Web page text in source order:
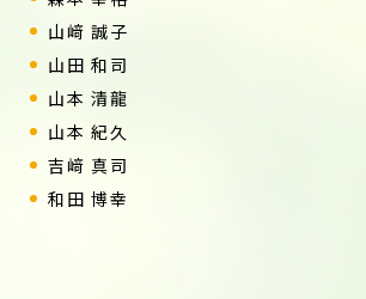
山﨑 誠子
山田 和司
山本 清龍
山本 紀久
吉﨑 真司
和田 博幸